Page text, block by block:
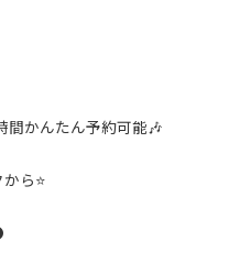
間かんたん予約可能🎶
ら⭐️